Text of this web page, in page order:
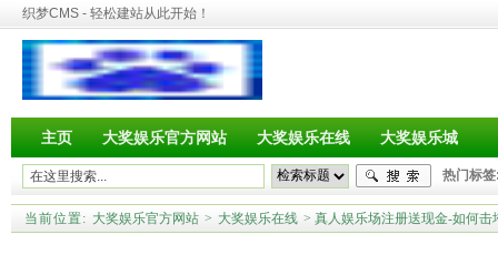
织梦CMS - 轻松建站从此开始！
主页 大奖娱乐官方网站 大奖娱乐在线 大奖娱乐城
热门标
当前位置: 大奖娱乐官方网站 > 大奖娱乐在线 > 真人娱乐场注册送现金-如何击